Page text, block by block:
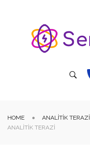
HOME ANALITIK TERAZI
ANALITIK TERAZI